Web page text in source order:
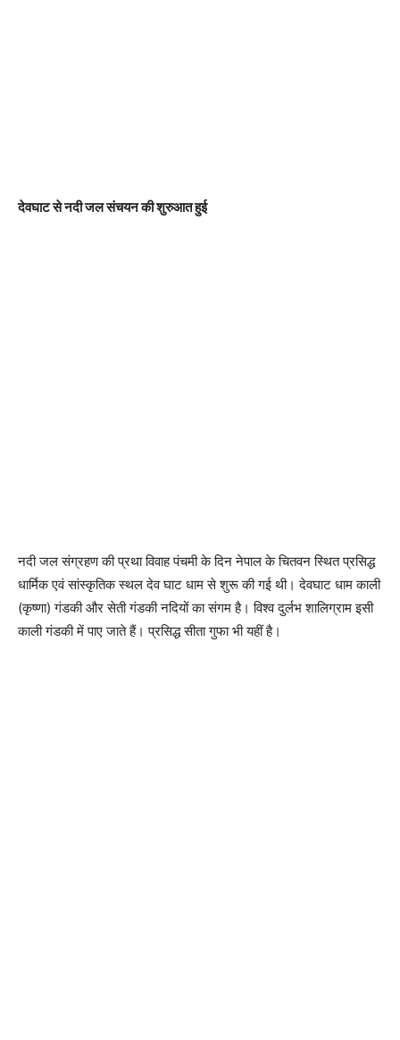
देवघाट से नदी जल संचयन की शुरुआत हुई
नदी जल संग्रहण की प्रथा विवाह पंचमी के दिन नेपाल के चितवन स्थित प्रसिद्ध
धार्मिक एवं सांस्कृतिक स्थल देव घाट धाम से शुरू की गई थी। देवघाट धाम काली
(कृष्णा) गंडकी और सेती गंडकी नदियों का संगम है। विश्व दुर्लभ शालिग्राम इसी
काली गंडकी में पाए जाते हैं। प्रसिद्ध सीता गुफा भी यहीं है।